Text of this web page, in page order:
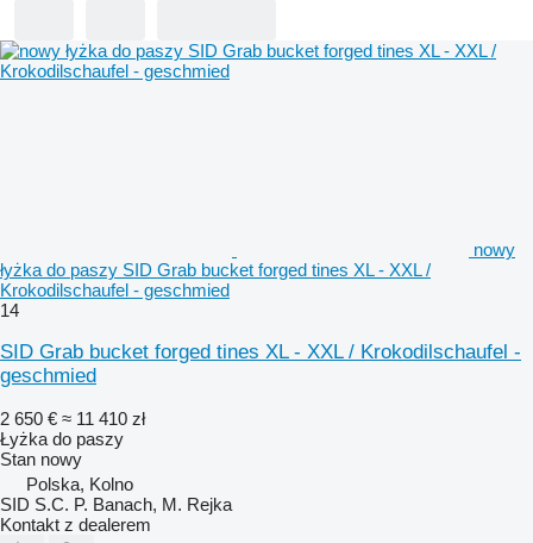
nowy
łyżka do paszy SID Grab bucket forged tines XL - XXL /
Krokodilschaufel - geschmied
14
SID Grab bucket forged tines XL - XXL / Krokodilschaufel -
geschmied
2 650 € ≈ 11 410 zł
Łyżka do paszy
Stan nowy
Polska, Kolno
SID S.C. P. Banach, M. Rejka
Kontakt z dealerem